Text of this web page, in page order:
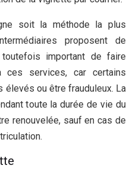
soit la méthode la plus
proposent de
important de faire
ces services, car certains
élevés ou être frauduleux. La
toute la durée de vie du
renouvelée, sauf en cas de